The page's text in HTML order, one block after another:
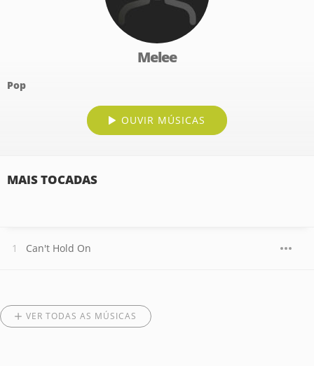
Melee
Pop
OUVIR MÚSICAS
MAIS TOCADAS
Can't Hold On
VER TODAS AS MÚSICAS